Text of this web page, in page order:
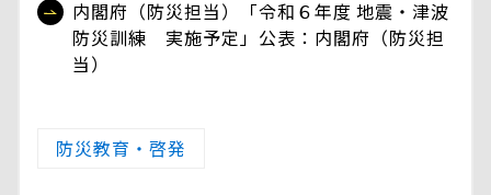
内閣府（防災担当）「令和６年度 地震・津波
防災訓練 実施予定」公表：内閣府（防災担
当）
防災教育・啓発